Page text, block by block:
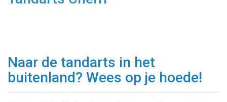
Naar de tandarts in het
buitenland? Wees op je hoede!